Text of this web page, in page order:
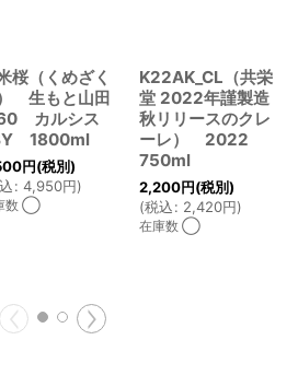
桜（くめざく
生もと山田
カルシス
1800ml
円(税別)
: 4,950円)
数 ◯
K22AK_CL（共栄
堂 2022年謹製造
秋リリースのクレ
ーレ） 2022
750ml
2,200円(税別)
(税込: 2,420円)
在庫数 ◯